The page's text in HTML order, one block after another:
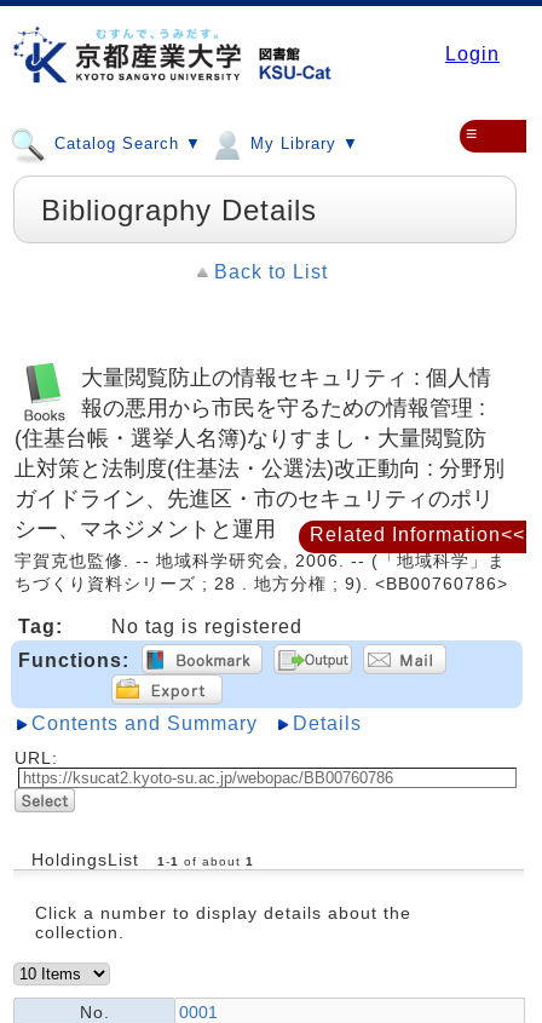
Login
Catalog Search ▼ My Library ▼ ≡
Bibliography Details
Back to List
大量閲覧防止の情報セキュリティ : 個人情
報の悪用から市民を守るための情報管理 :
(住基台帳・選挙人名簿)なりすまし・大量閲覧防
止対策と法制度(住基法・公選法)改正動向 : 分野別
ガイドライン、先進区・市のセキュリティのポリ
シー、マネジメントと運用
宇賀克也監修. -- 地域科学研究会, 2006. -- (「地域科学」ま
ちづくり資料シリーズ ; 28 . 地方分権 ; 9). <BB00760786>
Tag:
No tag is registered
Functions:
Contents and Summary Details
URL:
HoldingsList 1 -1 of about 1
Click a number to display details about the
collection.
No.
0001
Related Information<<